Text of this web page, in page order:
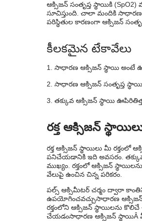
రక్తంలో ఆక్సిజన్
మీ రక్తంలో ఆక్సిజన్
రక్తంలో ఆక్సిజన్
తక్కువ ఆక్సిజన్
తక్కువ ఆక్సిజన్
వైద్యుడిని ఎప్పుడు
ఆక్సిజన్ సంతృప్త స్థాయికి
సూచిస్తుంది. చాలా మందికి సాధారణ
పరిస్థితుల కారణంగా ఆక్సిజన్
కీలకమైన టేకావేలు
సాధారణ ఆక్సిజన్ స్థాయి అంటే
సాధారణ ఆక్సిజన్ సంతృప్త
తక్కువ ఆక్సిజన్ స్థాయి
రక్త ఆక్సిజన్
రక్త ఆక్సిజన్ స్థాయిలు మీ రక్తంలో
పనిచేయడానికి ఇది అవసరం.
ముఖ్యం. రక్తంలో ఆక్సిజన్
వేలుపై ఉంచిన చిన్న పరికరం.
పల్స్ ఆక్సిమీటర్ చర్మం ద్వారా
ఉపయోగించవచ్చుసాధారణ
రక్తంలోని ఆక్సిజన్ స్థాయిలను
చేయడంసాధారణ ఆక్సిజన్ స్థాయిÂ